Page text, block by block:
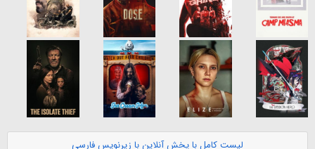
لیست کامل با پخش آنلاین با زیرنویس فارسی